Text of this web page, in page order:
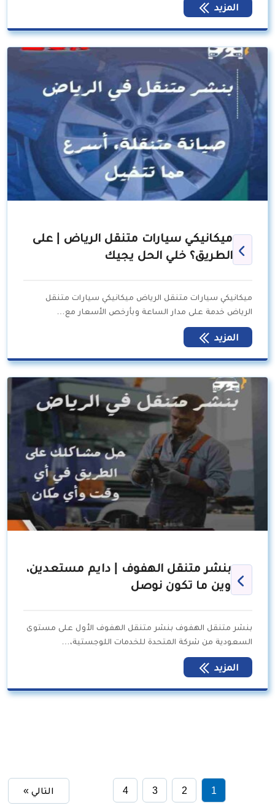
المزيد
ميكانيكي سيارات متنقل الرياض | على
الطريق؟ خلي الحل يجيك
ميكانيكي سيارات متنقل الرياض ميكانيكي سيارات متنقل
الرياض خدمة على مدار الساعة وبأرخص الأسعار مع…
المزيد
بنشر متنقل الهفوف | دايم مستعدين،
وين ما تكون نوصل
بنشر متنقل الهفوف بنشر متنقل الهفوف الأول على مستوى
السعودية من شركة المتحدة للخدمات اللوجستية،…
المزيد
1
2
3
4 التالي »